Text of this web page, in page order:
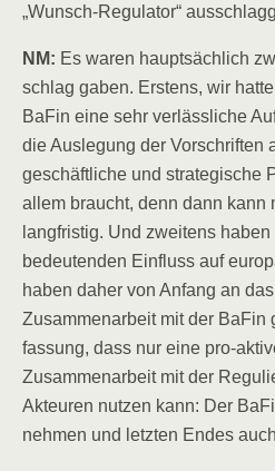
„Wunsch-Regu­la­tor“
NM: Es waren haupt­säch­lich
schlag gaben. Ers­tens, wir
BaFin eine sehr ver­läss­li­che
die Aus­le­gung der Vor­schrif­ten
geschäft­li­che und stra­te­gi­sche
allem braucht, denn dann kann
lang­fris­tig. Und zwei­tens
bedeu­ten­den Ein­fluss auf
haben daher von Anfang an
Zusam­men­ar­beit mit der
fas­sung, dass nur eine pro-
Zusam­men­ar­beit mit der
Akteu­ren nut­zen kann: Der
neh­men und letz­ten Endes